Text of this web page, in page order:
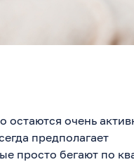
остаются очень
предполагает
просто бегают по